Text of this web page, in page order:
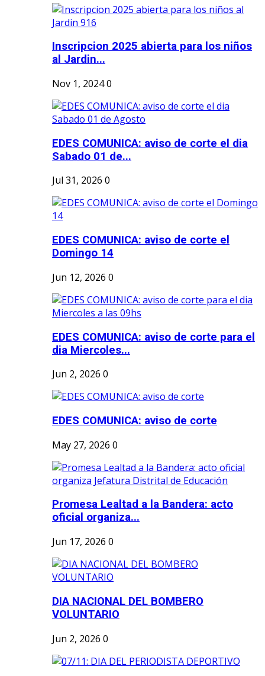
Inscripcion 2025 abierta para los niños
al Jardin...
Nov 1, 20240
EDES COMUNICA: aviso de corte el dia
Sabado 01 de...
Jul 31, 2026 0
EDES COMUNICA: aviso de corte el
Domingo 14
Jun 12, 2026 0
EDES COMUNICA: aviso de corte para el
dia Miercoles...
Jun 2, 2026 0
EDES COMUNICA: aviso de corte
May 27, 2026 0
Promesa Lealtad a la Bandera: acto
oficial organiza...
Jun 17, 2026 0
DIA NACIONAL DEL BOMBERO
VOLUNTARIO
Jun 2, 2026 0